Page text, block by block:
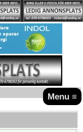
Menu ≡